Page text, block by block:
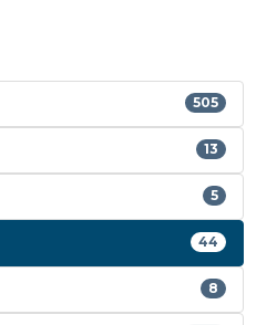
505
13
5
44
8